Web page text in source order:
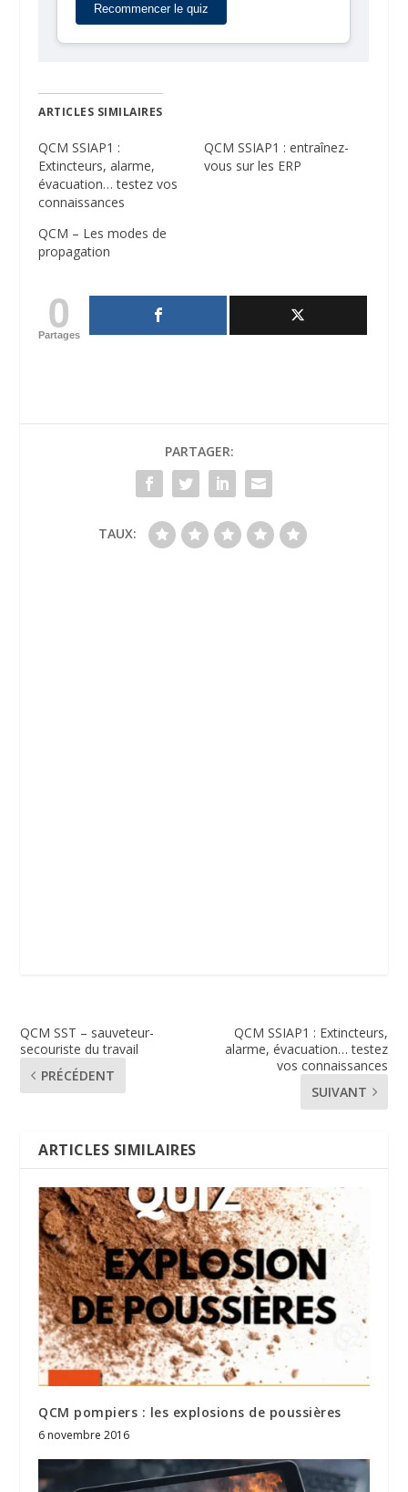
ARTICLES SIMILAIRES
QCM SSIAP1 :
Extincteurs, alarme,
évacuation… testez vos
connaissances
QCM SSIAP1 : entraînez-
vous sur les ERP
QCM – Les modes de
propagation
0
Partages
PARTAGER:
TAUX:
QCM SST – sauveteur-
secouriste du travail
PRÉCÉDENT
QCM SSIAP1 : Extincteurs,
alarme, évacuation… testez
vos connaissances
SUIVANT
ARTICLES SIMILAIRES
QCM pompiers : les explosions de poussières
6 novembre 2016